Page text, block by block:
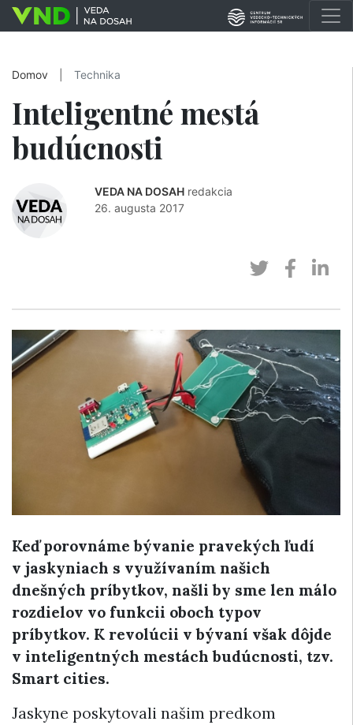
Domov Technika
Inteligentné mestá
budúcnosti
VEDA NA DOSAH redakcia
26. augusta 2017
Keď porovnáme bývanie pravekých ľudí
v jaskyniach s využívaním našich
dnešných príbytkov, našli by sme len málo
rozdielov vo funkcii oboch typov
príbytkov. K revolúcii v bývaní však dôjde
v inteligentných mestách budúcnosti, tzv.
Smart cities.
Jaskyne poskytovali našim predkom